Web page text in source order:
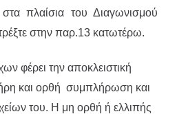
πλαίσια του Διαγωνισμού
στην παρ.13 κατωτέρω.
φέρει την αποκλειστική
και ορθή συμπλήρωση και
του. Η μη ορθή ή ελλιπής